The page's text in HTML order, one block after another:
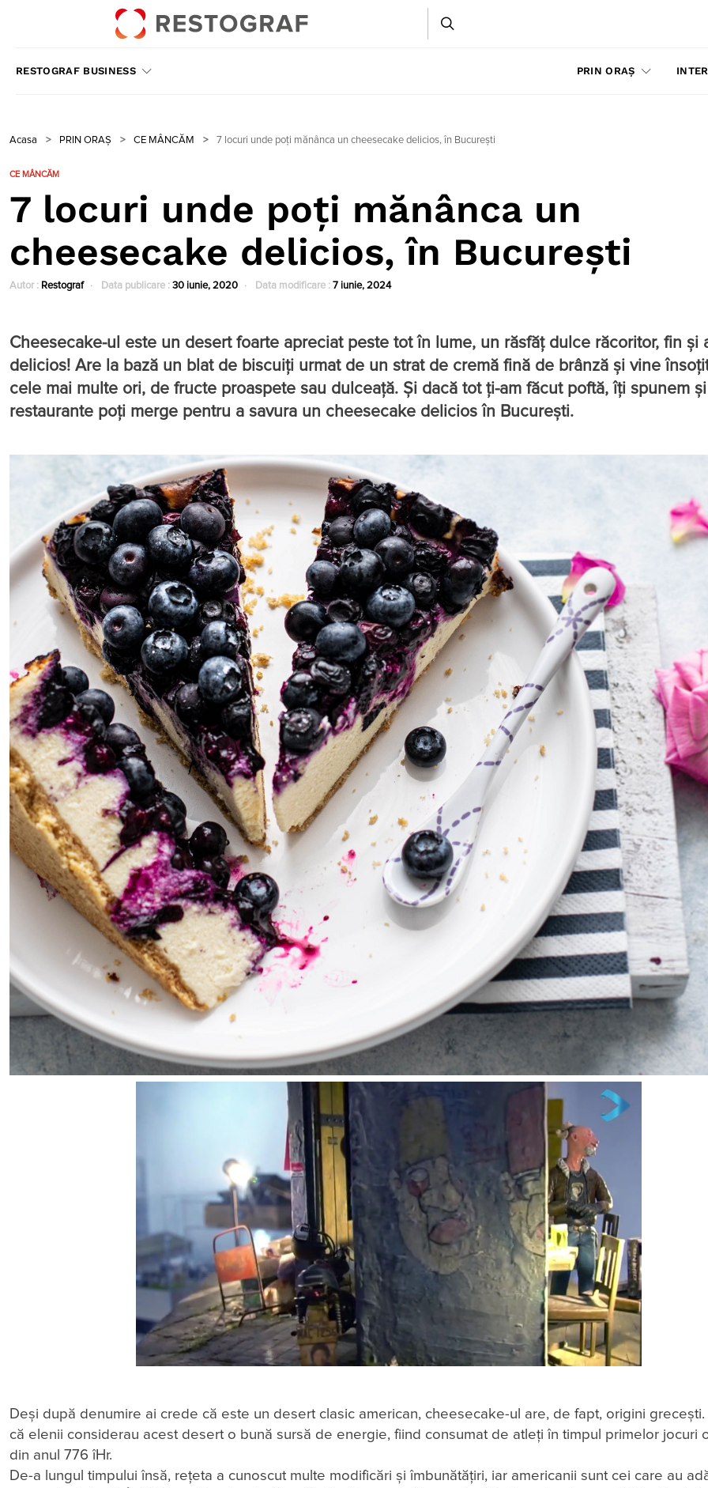
RESTOGRAF BUSINESS PRIN ORAȘ
Acasa > PRIN ORAȘ > CE MÂNCĂM > 7 locuri unde poți mănânca un cheesecake delicios, în București
CE MÂNCĂM
7 locuri unde poți mănânca un
cheesecake delicios, în București
Autor : Restograf Data publicare : 30 iunie, 2020 Data modificare : 7 iunie, 2024
Cheesecake-ul este un desert foarte apreciat peste tot în lume, un răsfăț dulce răcoritor, fin și
delicios! Are la bază un blat de biscuiți urmat de un strat de cremă fină de brânză și vine
cele mai multe ori, de fructe proaspete sau dulceață. Și dacă tot ți-am făcut poftă, îți spunem
restaurante poți merge pentru a savura un cheesecake delicios în București.
Deși după denumire ai crede că este un desert clasic american, cheesecake-ul are, de fapt, origini grecești.
că elenii considerau acest desert o bună sursă de energie, fiind consumat de atleți în timpul primelor jocuri
din anul 776 îHr.
De-a lungul timpului însă, rețeta a cunoscut multe modificări și îmbunătățiri, iar americanii sunt cei care au